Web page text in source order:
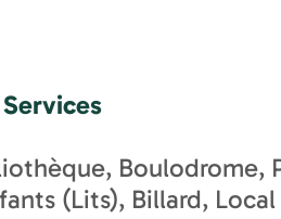
Boulodrome
(Lits) Billard